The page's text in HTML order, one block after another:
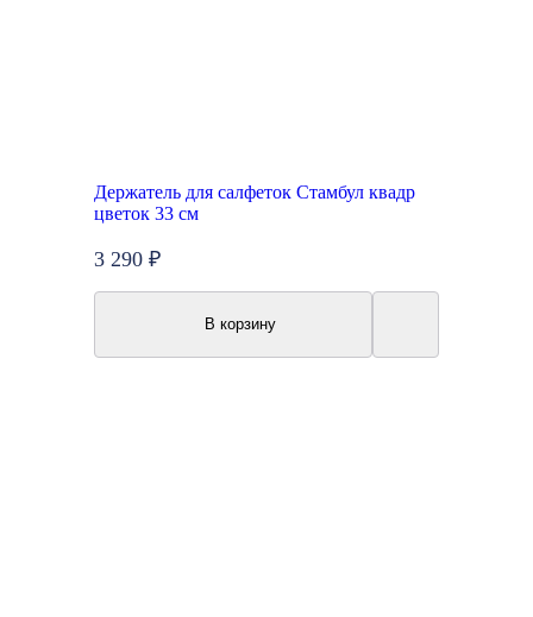
Держатель для салфеток Стамбул квадр
цветок 33 см
3 290 ₽
В корзину